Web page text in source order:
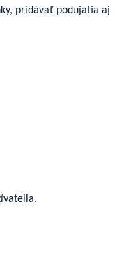
pridávať podujatia aj